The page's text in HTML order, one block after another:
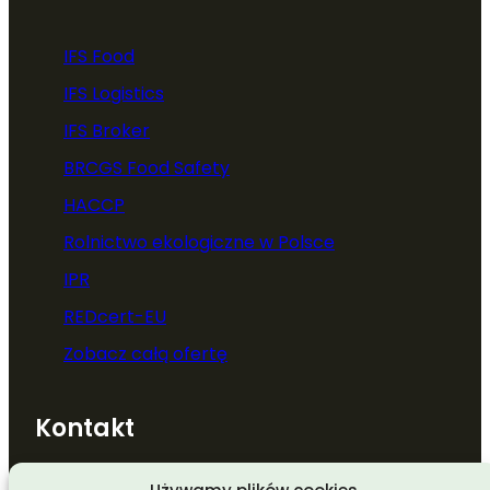
IFS Food
IFS Logistics
IFS Broker
BRCGS Food Safety
HACCP
Rolnictwo ekologiczne w Polsce
IPR
REDcert-EU
Zobacz całą ofertę
Kontakt